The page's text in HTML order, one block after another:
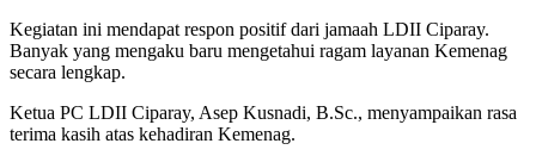
Kegiatan ini mendapat respon positif dari jamaah LDII Ciparay.
Banyak yang mengaku baru mengetahui ragam layanan Kemenag
secara lengkap.
Ketua PC LDII Ciparay, Asep Kusnadi, B.Sc., menyampaikan rasa
terima kasih atas kehadiran Kemenag.